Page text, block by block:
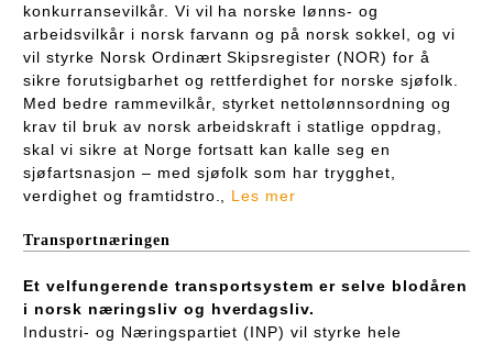
konkurransevilkår. Vi vil ha norske lønns- og
arbeidsvilkår i norsk farvann og på norsk sokkel, og vi
vil styrke Norsk Ordinært Skipsregister (NOR) for å
sikre forutsigbarhet og rettferdighet for norske sjøfolk.
Med bedre rammevilkår, styrket nettolønnsordning og
krav til bruk av norsk arbeidskraft i statlige oppdrag,
skal vi sikre at Norge fortsatt kan kalle seg en
sjøfartsnasjon – med sjøfolk som har trygghet,
verdighet og framtidstro., Les mer
Transportnæringen
Et velfungerende transportsystem er selve blodåren
i norsk næringsliv og hverdagsliv.
Industri- og Næringspartiet (INP) vil styrke hele